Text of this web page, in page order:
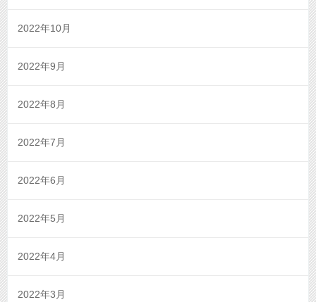
2022年10月
2022年9月
2022年8月
2022年7月
2022年6月
2022年5月
2022年4月
2022年3月